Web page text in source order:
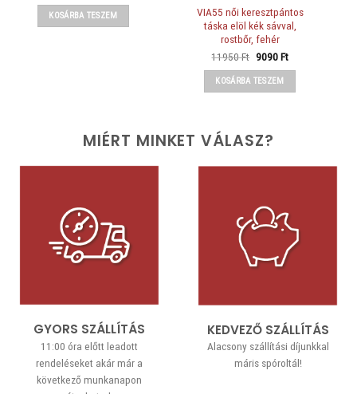
was:
10990 Ft.
KOSÁRBA TESZEM
VIA55 női keresztpántos
táska elöl kék sávval,
rostbőr, fehér
11950Ft Original
was:
11950 Ft.
9090FtCurrent
KOSÁRBA TESZEM
MIÉRT MINKET VÁLASZ?
GYORS SZÁLLÍTÁS
11:00 óra előtt leadott
rendeléseket akár már a
következő munkanapon
KEDVEZŐ SZÁLLÍTÁS
Alacsony szállítási díjunkkal
máris spóroltál!